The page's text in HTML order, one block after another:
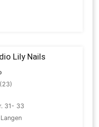
Lily Nails
(23)
31- 33